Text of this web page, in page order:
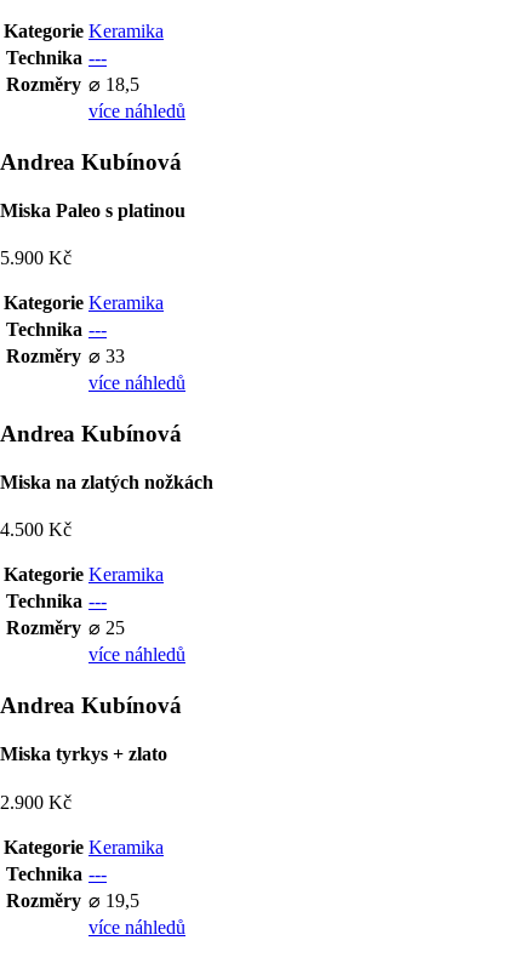
Kategorie Keramika
Technika ---
Rozměry ⌀ 18,5
více náhledů
Andrea Kubínová
Miska Paleo s platinou
5.900 Kč
Kategorie Keramika
Technika ---
Rozměry ⌀ 33
více náhledů
Andrea Kubínová
Miska na zlatých nožkách
4.500 Kč
Kategorie Keramika
Technika ---
Rozměry ⌀ 25
více náhledů
Andrea Kubínová
Miska tyrkys + zlato
2.900 Kč
Kategorie Keramika
Technika ---
Rozměry ⌀ 19,5
více náhledů